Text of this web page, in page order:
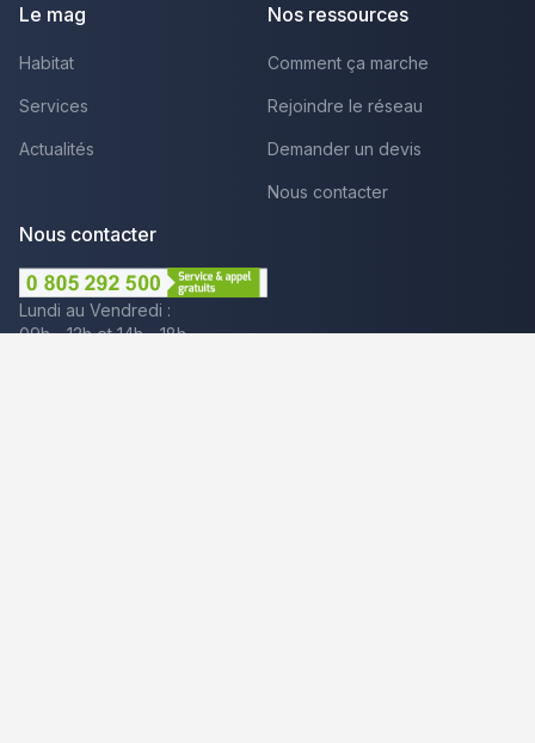
Le mag
Habitat
Services
Actualités
Nos ressources
Comment ça marche
Rejoindre le réseau
Demander un devis
Nous contacter
Nous contacter
Lundi au Vendredi :
09h - 12h et 14h - 18h